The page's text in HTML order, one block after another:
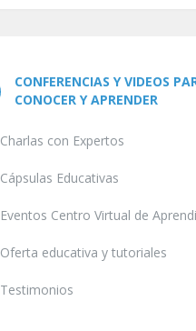
CONFERENCIAS Y VIDEOS
CONOCER Y APRENDER
Charlas con Expertos
Cápsulas Educativas
Eventos Centro Virtual de
Oferta educativa y tutoriales
Testimonios